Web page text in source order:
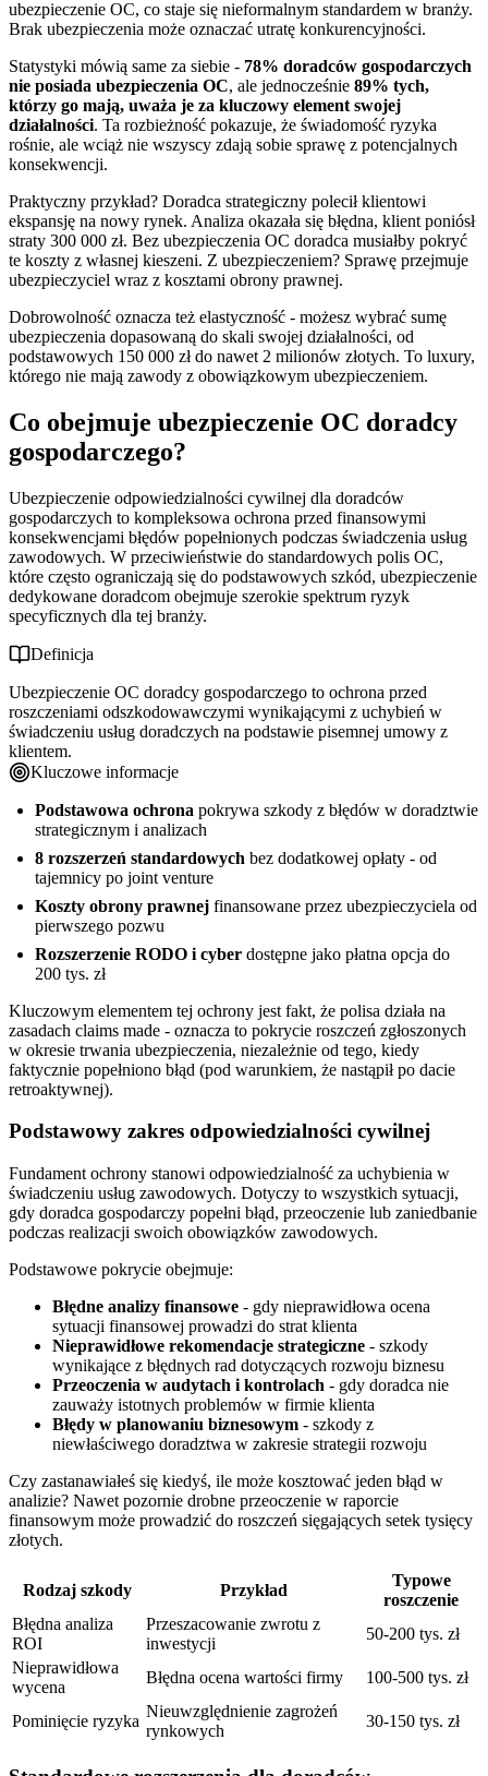
ubezpieczenie OC, co staje się nieformalnym standardem w branży.
Brak ubezpieczenia może oznaczać utratę konkurencyjności.
Statystyki mówią same za siebie - 78% doradców gospodarczych
nie posiada ubezpieczenia OC, ale jednocześnie 89% tych,
którzy go mają, uważa je za kluczowy element swojej
działalności. Ta rozbieżność pokazuje, że świadomość ryzyka
rośnie, ale wciąż nie wszyscy zdają sobie sprawę z potencjalnych
konsekwencji.
Praktyczny przykład? Doradca strategiczny polecił klientowi
ekspansję na nowy rynek. Analiza okazała się błędna, klient poniósł
straty 300 000 zł. Bez ubezpieczenia OC doradca musiałby pokryć
te koszty z własnej kieszeni. Z ubezpieczeniem? Sprawę przejmuje
ubezpieczyciel wraz z kosztami obrony prawnej.
Dobrowolność oznacza też elastyczność - możesz wybrać sumę
ubezpieczenia dopasowaną do skali swojej działalności, od
podstawowych 150 000 zł do nawet 2 milionów złotych. To luxury,
którego nie mają zawody z obowiązkowym ubezpieczeniem.
Co obejmuje ubezpieczenie OC doradcy
gospodarczego?
Ubezpieczenie odpowiedzialności cywilnej dla doradców
gospodarczych to kompleksowa ochrona przed finansowymi
konsekwencjami błędów popełnionych podczas świadczenia usług
zawodowych. W przeciwieństwie do standardowych polis OC,
które często ograniczają się do podstawowych szkód, ubezpieczenie
dedykowane doradcom obejmuje szerokie spektrum ryzyk
specyficznych dla tej branży.
Definicja
Ubezpieczenie OC doradcy gospodarczego to ochrona przed
roszczeniami odszkodowawczymi wynikającymi z uchybień w
świadczeniu usług doradczych na podstawie pisemnej umowy z
klientem.
Kluczowe informacje
Podstawowa ochrona pokrywa szkody z błędów w doradztwie
strategicznym i analizach
8 rozszerzeń standardowych bez dodatkowej opłaty - od
tajemnicy po joint venture
Koszty obrony prawnej finansowane przez ubezpieczyciela od
pierwszego pozwu
Rozszerzenie RODO i cyber dostępne jako płatna opcja do
200 tys. zł
Kluczowym elementem tej ochrony jest fakt, że polisa działa na
zasadach claims made - oznacza to pokrycie roszczeń zgłoszonych
w okresie trwania ubezpieczenia, niezależnie od tego, kiedy
faktycznie popełniono błąd (pod warunkiem, że nastąpił po dacie
retroaktywnej).
Podstawowy zakres odpowiedzialności cywilnej
Fundament ochrony stanowi odpowiedzialność za uchybienia w
świadczeniu usług zawodowych. Dotyczy to wszystkich sytuacji,
gdy doradca gospodarczy popełni błąd, przeoczenie lub zaniedbanie
podczas realizacji swoich obowiązków zawodowych.
Podstawowe pokrycie obejmuje:
Błędne analizy finansowe - gdy nieprawidłowa ocena
sytuacji finansowej prowadzi do strat klienta
Nieprawidłowe rekomendacje strategiczne - szkody
wynikające z błędnych rad dotyczących rozwoju biznesu
Przeoczenia w audytach i kontrolach - gdy doradca nie
zauważy istotnych problemów w firmie klienta
Błędy w planowaniu biznesowym - szkody z
niewłaściwego doradztwa w zakresie strategii rozwoju
Czy zastanawiałeś się kiedyś, ile może kosztować jeden błąd w
analizie? Nawet pozornie drobne przeoczenie w raporcie
finansowym może prowadzić do roszczeń sięgających setek tysięcy
złotych.
Rodzaj szkody Przykład
Typowe
roszczenie
Błędna analiza
ROI
Przeszacowanie zwrotu z
inwestycji
50-200 tys. zł
Nieprawidłowa
wycena
Błędna ocena wartości firmy 100-500 tys. zł
Pominięcie ryzyka
Nieuwzględnienie zagrożeń
rynkowych
30-150 tys. zł